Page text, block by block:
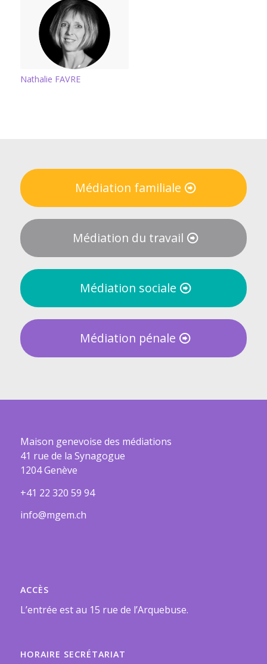
Nathalie FAVRE
Médiation familiale
Médiation du travail
Médiation sociale
Médiation pénale
Maison genevoise des médiations
41 rue de la Synagogue
1204 Genève
+41 22 320 59 94
info@mgem.ch
ACCÈS
L’entrée est au 15 rue de l’Arquebuse.
HORAIRE SECRÉTARIAT